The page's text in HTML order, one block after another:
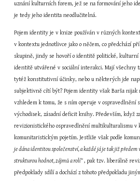
uznání kulturních forem, jež se na formování jeho
je tedy jeho identita neodlučitelná.
Pojem identity je v knize používán v různých
v kontextu jednotlivce jako o něčem, co předchází
skupině, jindy se hovoří o identitě politické, kulturní
identitě utvářené v sociální interakci. Mají všechny
tytéž konstitutivní účinky, nebo u některých jde
subjektivně cítí být? Pojem identity však Barša nijak
vzhledem k tomu, že s ním operuje v ospravedlnění
východisek, zásadní deficit knihy. Především, když
revizionistického ospravedlnění multikulturalismu v
komunitaristickým pojetím. Jestliže však podle
je dána identitou společenství, a každé já je tak již
strukturou hodnot, zájmů a rolí“ , pak tzv. liberálně
předpoklady sdílí a dochází z tohoto předpokladu